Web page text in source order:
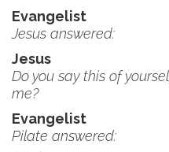
Evangelist
Jesus answered:
Jesus
Do you say this of
me?
Evangelist
Pilate answered: